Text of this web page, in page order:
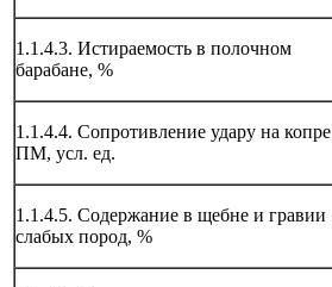
1.1.4.3. Истираемость в полочном
барабане, %
1.1.4.4. Сопротивление удару на копре
ПМ, усл. ед.
1.1.4.5. Содержание в щебне и гравии
слабых пород, %